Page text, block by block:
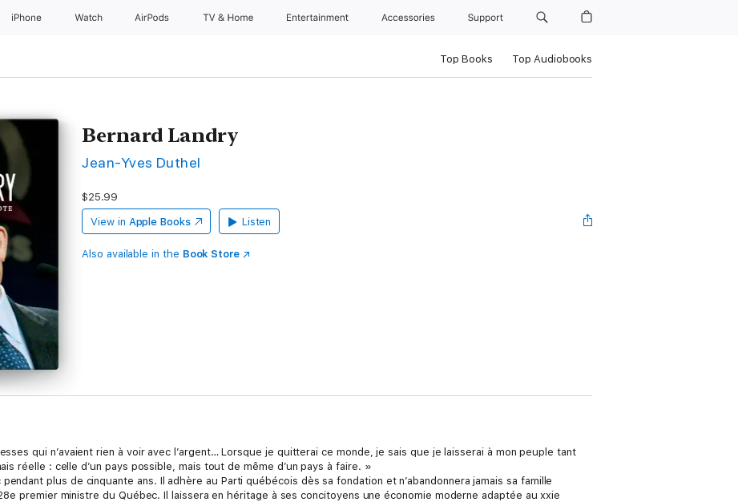
iPhone Watch AirPods TV & Home Entertainment Accessories Support
Top Books Top Audiobooks
Bernard Landry
Jean-Yves Duthel
$25.99
View in Apple Books Listen
Also available in the Book Store
qui n’avaient rien à voir avec l’argent… Lorsque je quitterai ce monde, je sais que je laisserai à mon peuple tant
réelle : celle d’un pays possible, mais tout de même d’un pays à faire. »
plus de cinquante ans. Il adhère au Parti québécois dès sa fondation et n’abandonnera jamais sa famille
premier ministre du Québec. Il laissera en héritage à ses concitoyens une économie moderne adaptée au xxie